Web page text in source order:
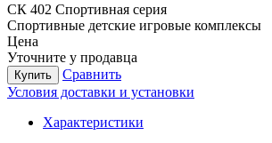
СК 402 Спортивная серия
Спортивные детские игровые комплексы
Цена
Уточните у продавца
Купить
Сравнить
Условия доставки и установки
Характеристики